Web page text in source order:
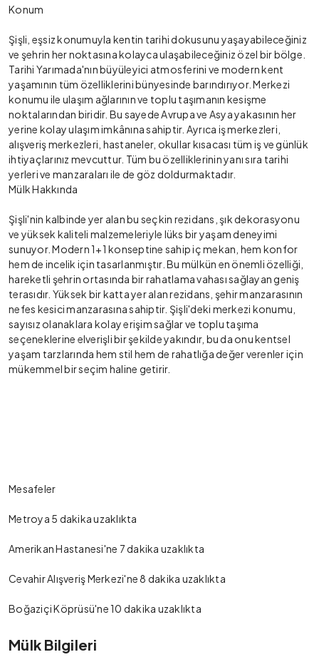
Konum
Şişli, eşsiz konumuyla kentin tarihi dokusunu yaşayabileceğiniz
ve şehrin her noktasına kolayca ulaşabileceğiniz özel bir bölge.
Tarihi Yarımada'nın büyüleyici atmosferini ve modern kent
yaşamının tüm özelliklerini bünyesinde barındırıyor. Merkezi
konumu ile ulaşım ağlarının ve toplu taşımanın kesişme
noktalarından biridir. Bu sayede Avrupa ve Asya yakasının her
yerine kolay ulaşım imkânına sahiptir. Ayrıca iş merkezleri,
alışveriş merkezleri, hastaneler, okullar kısacası tüm iş ve günlük
ihtiyaçlarınız mevcuttur. Tüm bu özelliklerinin yanı sıra tarihi
yerleri ve manzaraları ile de göz doldurmaktadır.
Mülk Hakkında
Şişli'nin kalbinde yer alan bu seçkin rezidans, şık dekorasyonu
ve yüksek kaliteli malzemeleriyle lüks bir yaşam deneyimi
sunuyor. Modern 1+1 konseptine sahip iç mekan, hem konfor
hem de incelik için tasarlanmıştır. Bu mülkün en önemli özelliği,
hareketli şehrin ortasında bir rahatlama vahası sağlayan geniş
terasıdır. Yüksek bir katta yer alan rezidans, şehir manzarasının
nefes kesici manzarasına sahiptir. Şişli'deki merkezi konumu,
sayısız olanaklara kolay erişim sağlar ve toplu taşıma
seçeneklerine elverişli bir şekilde yakındır, bu da onu kentsel
yaşam tarzlarında hem stil hem de rahatlığa değer verenler için
mükemmel bir seçim haline getirir.
Mesafeler
Metroya 5 dakika uzaklıkta
Amerikan Hastanesi'ne 7 dakika uzaklıkta
Cevahir Alışveriş Merkezi'ne 8 dakika uzaklıkta
Boğaziçi Köprüsü'ne 10 dakika uzaklıkta
Mülk Bilgileri